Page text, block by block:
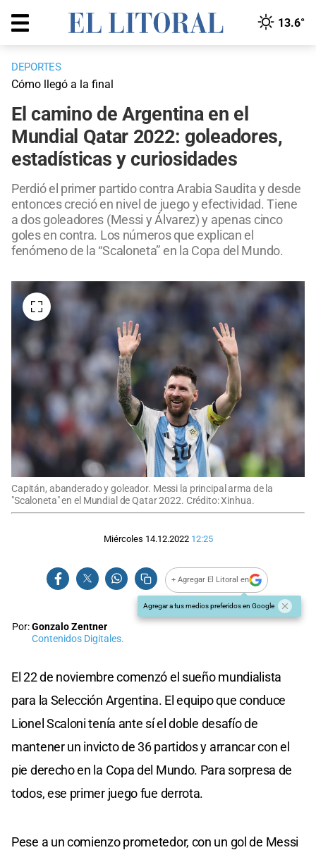
13.6°
DEPORTES
Cómo llegó a la final
El camino de Argentina en el
Mundial Qatar 2022: goleadores,
estadísticas y curiosidades
Perdió el primer partido contra Arabia Saudita y desde
entonces creció en nivel de juego y efectividad. Tiene
a dos goleadores (Messi y Álvarez) y apenas cinco
goles en contra. Los números que explican el
fenómeno de la “Scaloneta” en la Copa del Mundo.
Capitán, abanderado y goleador. Messi la principal arma de la
"Scaloneta" en el Mundial de Qatar 2022. Crédito: Xinhua.
Miércoles 14.12.2022 12:25
+ Agregar El Litoral en
Agregar a tus medios preferidos en Google
Por:Gonzalo Zentner
Contenidos Digitales.
El 22 de noviembre comenzó el sueño mundialista
para la Selección Argentina. El equipo que conduce
Lionel Scaloni tenía ante sí el doble desafío de
mantener un invicto de 36 partidos y arrancar con el
pie derecho en la Copa del Mundo. Para sorpresa de
todos, ese primer juego fue derrota.
Pese a un comienzo prometedor, con un gol de Messi